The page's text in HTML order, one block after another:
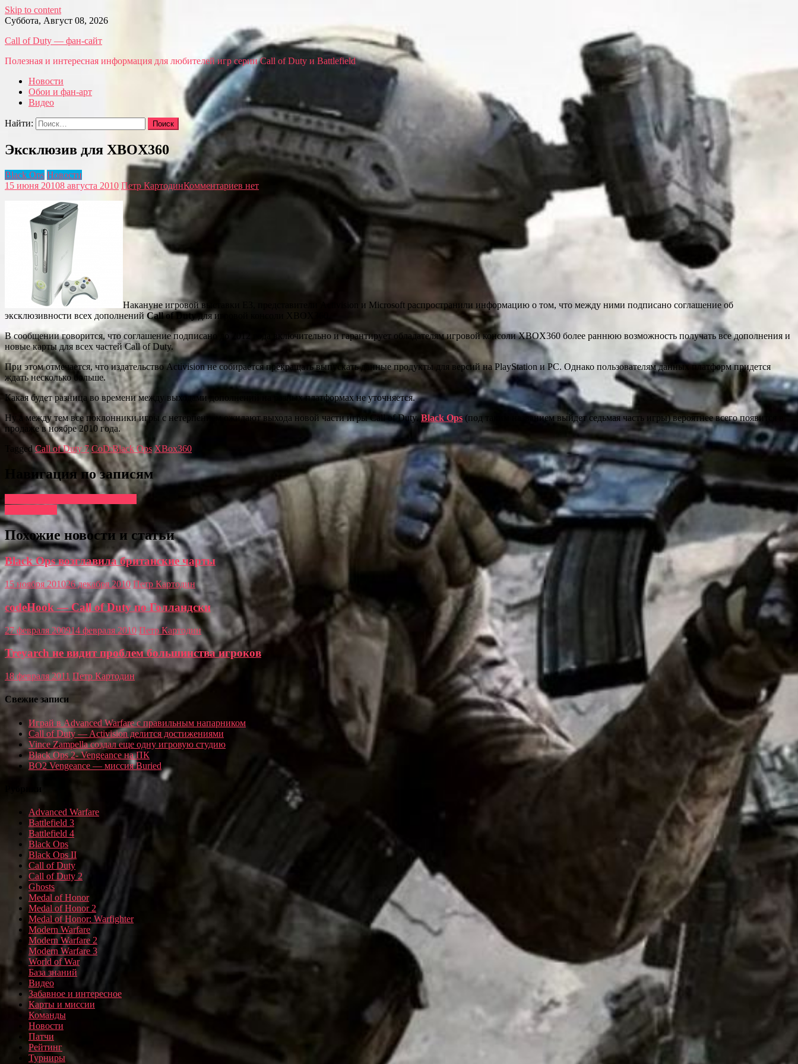
Skip to content
Суббота, Август 08, 2026
Call of Duty — фан-сайт
Полезная и интересная информация для любителей игр серии Call of Duty и Battlefield
Новости
Обои и фан-арт
Видео
Найти:
Эксклюзив для XBOX360
Black Ops Новости
15 июня 20108 августа 2010 Петр КартодинКомментариев нет
Накануне игровой выставки Е3, представители Activision и Microsoft распространили информацию о том, что между ними подписано соглашение об
эксклюзивности всех дополнений Call of Duty для игровой консоли XBOX360.
В сообщении говорится, что соглашение подписано до 2012 года включительно и гарантирует обладателям игровой консоли XBOX360 более раннюю возможность получать все дополнения и
новые карты для всех частей Call of Duty.
При этом отмечается, что издательство Activision не собирается прекращать выпускать данные продукты для версий на PlayStation и PC. Однако пользователям данных платформ придется
ждать несколько больше.
Какая будет разница во времени между выходами дополнений на разных платформах не уточняется.
Ну а между тем все поклонники игры с нетерпением ожидают выхода новой части игры Call of Duty.Black Ops (под таким названием выйдет седьмая часть игры) вероятнее всего появится в
продаже в ноябре 2010 года.
TaggedCall of Duty 7 CoD:Black Ops XBox360
Навигация по записям
Похожие новости и статьи
Black Ops возглавила британские чарты
15 ноября 201026 декабря 2010 Петр Картодин
codeHook — Call of Duty по Голландски
27 февраля 200914 февраля 2010 Петр Картодин
Treyarch не видит проблем большинства игроков
18 февраля 2011 Петр Картодин
Свежие записи
Играй в Advanced Warfare с правильным напарником
Call of Duty — Activision делится достижениями
Vince Zampella создал еще одну игровую студию
Black Ops 2- Vengeance на ПК
BO2 Vengeance — миссия Buried
Advanced Warfare
Battlefield 3
Battlefield 4
Black Ops
Black Ops II
Call of Duty
Call of Duty 2
Ghosts
Medal of Honor
Medal of Honor 2
Medal of Honor: Warfighter
Modern Warfare
Modern Warfare 2
Modern Warfare 3
World of War
База знаний
Видео
Забавное и интересное
Карты и миссии
Команды
Новости
Патчи
Рейтинг
Турниры